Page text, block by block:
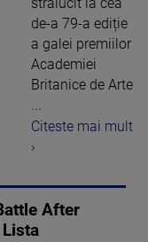
de-a 79-a ediție
a galei premiilor
Academiei
Britanice de Arte
Citeste mai mult
›
After